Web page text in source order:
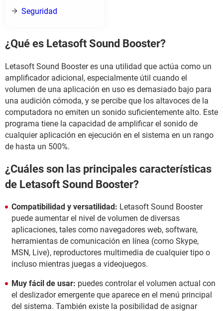
Seguridad
¿Qué es Letasoft Sound Booster?
Letasoft Sound Booster es una utilidad que actúa como un
amplificador adicional, especialmente útil cuando el
volumen de una aplicación en uso es demasiado bajo para
una audición cómoda, y se percibe que los altavoces de la
computadora no emiten un sonido suficientemente alto. Este
programa tiene la capacidad de amplificar el sonido de
cualquier aplicación en ejecución en el sistema en un rango
de hasta un 500%.
¿Cuáles son las principales características
de Letasoft Sound Booster?
Compatibilidad y versatilidad: Letasoft Sound Booster
puede aumentar el nivel de volumen de diversas
aplicaciones, tales como navegadores web, software,
herramientas de comunicación en línea (como Skype,
MSN, Live), reproductores multimedia de cualquier tipo o
incluso mientras juegas a videojuegos.
Muy fácil de usar: puedes controlar el volumen actual con
el deslizador emergente que aparece en el menú principal
del sistema. También existe la posibilidad de asignar